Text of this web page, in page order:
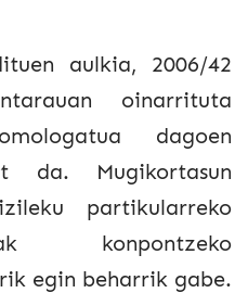
aulkia, 2006/42
oinarrituta
dagoen
da. Mugikortasun
partikularreko
konpontzeko
egin beharrik gabe.